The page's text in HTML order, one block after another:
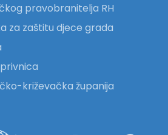
pravobranitelja RH
za zaštitu djece grada
križevačka županija